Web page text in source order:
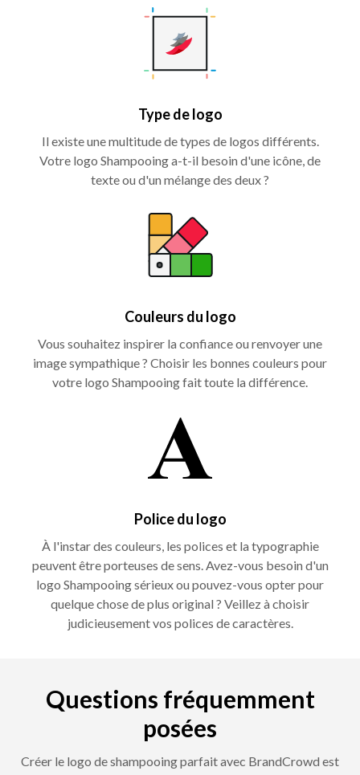
Type de logo
Il existe une multitude de types de logos différents.
Votre logo Shampooing a-t-il besoin d'une icône, de
texte ou d'un mélange des deux ?
Couleurs du logo
Vous souhaitez inspirer la confiance ou renvoyer une
image sympathique ? Choisir les bonnes couleurs pour
votre logo Shampooing fait toute la différence.
Police du logo
À l'instar des couleurs, les polices et la typographie
peuvent être porteuses de sens. Avez-vous besoin d'un
logo Shampooing sérieux ou pouvez-vous opter pour
quelque chose de plus original ? Veillez à choisir
judicieusement vos polices de caractères.
Questions fréquemment
posées
Créer le logo de shampooing parfait avec BrandCrowd est